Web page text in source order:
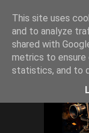
This site uses
and to analyze
shared with
metrics to ensure
statistics, and to